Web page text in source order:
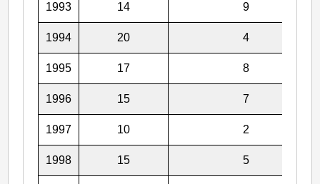
1993 14 9
1994 20 4
1995 17 8
1996 15 7
1997 10 2
1998 15 5